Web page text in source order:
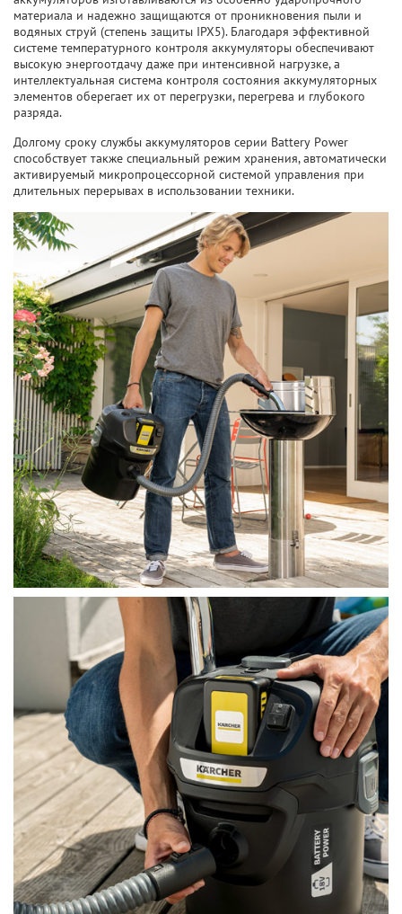
материала и надежно защищаются от проникновения пыли и
водяных струй (степень защиты IPX5). Благодаря эффективной
системе температурного контроля аккумуляторы обеспечивают
высокую энергоотдачу даже при интенсивной нагрузке, а
интеллектуальная система контроля состояния аккумуляторных
элементов оберегает их от перегрузки, перегрева и глубокого
разряда.
Долгому сроку службы аккумуляторов серии Battery Power
способствует также специальный режим хранения, автоматически
активируемый микропроцессорной системой управления при
длительных перерывах в использовании техники.